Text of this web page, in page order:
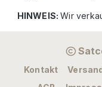
HINWEIS:Wir
Kontakt